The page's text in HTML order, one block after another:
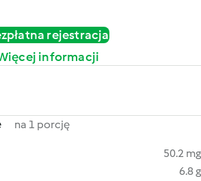
rejestracja
informacji
na 1 porcję
50.2 mg
6.8 g